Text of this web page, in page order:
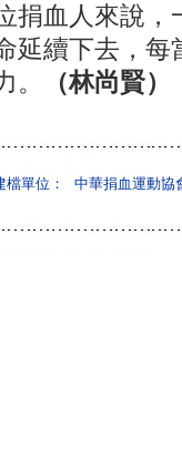
捐血人來說，
延續下去，每
。
（林尚賢）
檔單位： 中華捐血運動協